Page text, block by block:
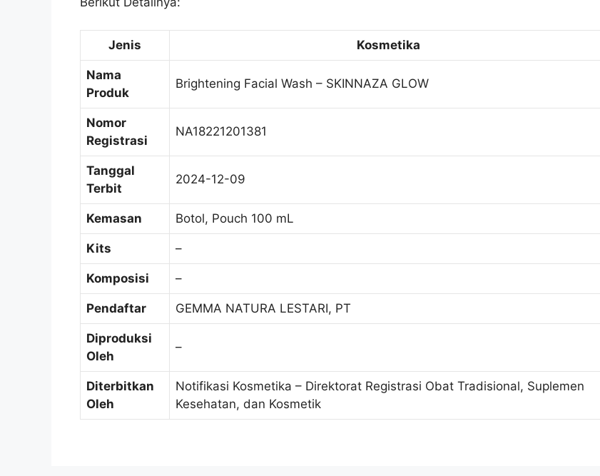
Jenis Kosmetika
Nama
Produk
Brightening Facial Wash – SKINNAZA GLOW
Nomor
Registrasi
NA18221201381
Tanggal
Terbit
2024-12-09
Kemasan Botol, Pouch 100 mL
Kits –
Komposisi –
Pendaftar GEMMA NATURA LESTARI, PT
Diproduksi
Oleh
–
Diterbitkan
Oleh
Notifikasi Kosmetika – Direktorat Registrasi Obat Tradisional, Suplemen
Kesehatan, dan Kosmetik